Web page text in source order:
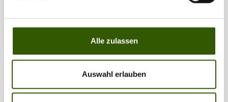
Alle zulassen
Auswahl erlauben